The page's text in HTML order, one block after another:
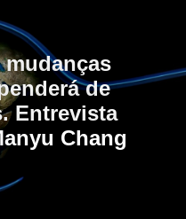
mudanças
de
Entrevista
Chang